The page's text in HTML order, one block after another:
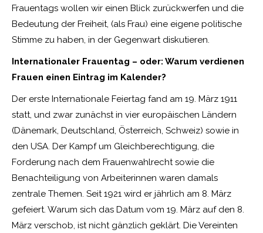
Frauentags wollen wir einen Blick zurückwerfen und die
Bedeutung der Freiheit, (als Frau) eine eigene politische
Stimme zu haben, in der Gegenwart diskutieren.
Internationaler Frauentag – oder: Warum verdienen
Frauen einen Eintrag im Kalender?
Der erste Internationale Feiertag fand am 19. März 1911
statt, und zwar zunächst in vier europäischen Ländern
(Dänemark, Deutschland, Österreich, Schweiz) sowie in
den USA. Der Kampf um Gleichberechtigung, die
Forderung nach dem Frauenwahlrecht sowie die
Benachteiligung von Arbeiterinnen waren damals
zentrale Themen. Seit 1921 wird er jährlich am 8. März
gefeiert. Warum sich das Datum vom 19. März auf den 8.
März verschob, ist nicht gänzlich geklärt. Die Vereinten